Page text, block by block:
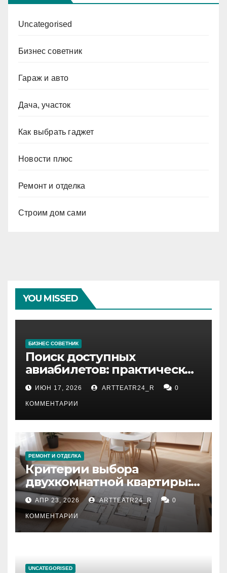
Uncategorised
Бизнес советник
Гараж и авто
Дача, участок
Как выбрать гаджет
Новости плюс
Ремонт и отделка
Строим дом сами
YOU MISSED
БИЗНЕС СОВЕТНИК
Поиск доступных
авиабилетов: практические
рекомендации
ИЮН 17, 2026 ARTTEATR24_R 0
КОММЕНТАРИИ
РЕМОНТ И ОТДЕЛКА
Критерии выбора
двухкомнатной квартиры:
планировка, площадь,
состояние и документация
АПР 23, 2026 ARTTEATR24_R 0
КОММЕНТАРИИ
UNCATEGORISED